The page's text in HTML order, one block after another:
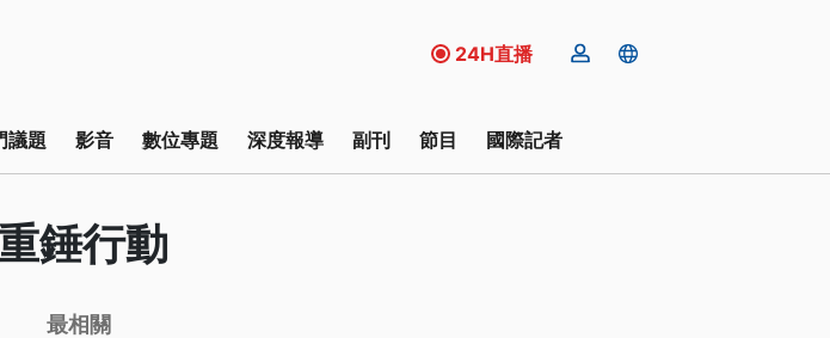
24H直播
議題 影音 數位專題 深度報導 副刊 節目 國際記者
錘行動
最相關